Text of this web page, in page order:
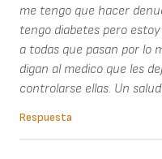
me tengo que hacer
tengo diabetes pero
a todas que pasan por lo
digan al medico que les
controlarse ellas. Un
Respuesta